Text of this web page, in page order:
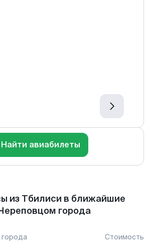
Найти авиабилеты
из Тбилиси в ближайшие
города
города Стоимость